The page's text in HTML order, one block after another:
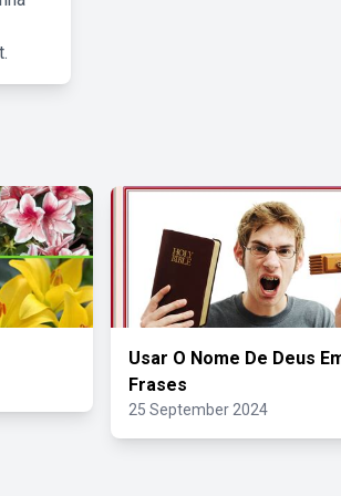
Usar O Nome De Deus
Frases
25 September 2024